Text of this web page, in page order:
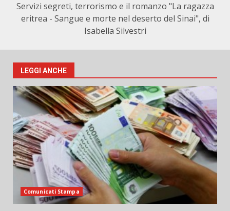
Servizi segreti, terrorismo e il romanzo "La ragazza
eritrea - Sangue e morte nel deserto del Sinai", di
Isabella Silvestri
LEGGI ANCHE
Comunicati Stampa